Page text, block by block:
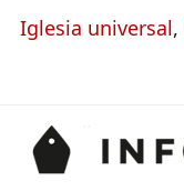
Iglesia universal,